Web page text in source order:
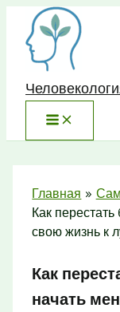
Перейти
содержимому
Главная
Как
свою жизнь к
Как
начать